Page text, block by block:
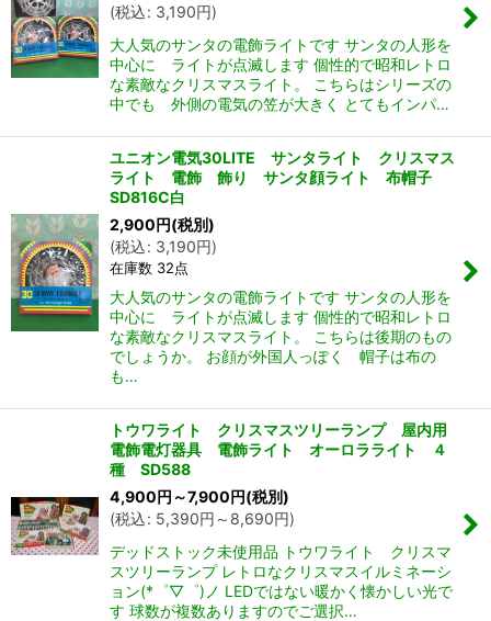
(税込: 3,190円)
大人気のサンタの電飾ライトです サンタの人形を
中心に ライトが点滅します 個性的で昭和レトロ
な素敵なクリスマスライト。 こちらはシリーズの
中でも 外側の電気の笠が大きく とてもインパ…
ユニオン電気30LITE サンタライト クリスマス
ライト 電飾 飾り サンタ顔ライト 布帽子
SD816C白
2,900円(税別)
(税込: 3,190円)
在庫数 32点
大人気のサンタの電飾ライトです サンタの人形を
中心に ライトが点滅します 個性的で昭和レトロ
な素敵なクリスマスライト。 こちらは後期のもの
でしょうか。 お顔が外国人っぽく 帽子は布の
も…
トウワライト クリスマスツリーランプ 屋内用
電飾電灯器具 電飾ライト オーロラライト ４
種 SD588
4,900円 ～7,900円(税別)
(税込: 5,390円 ～8,690円)
デッドストック未使用品 トウワライト クリスマ
スツリーランプ レトロなクリスマスイルミネーシ
ョン(*゜▽゜)ノ LEDではない暖かく懐かしい光で
す 球数が複数ありますのでご選択…